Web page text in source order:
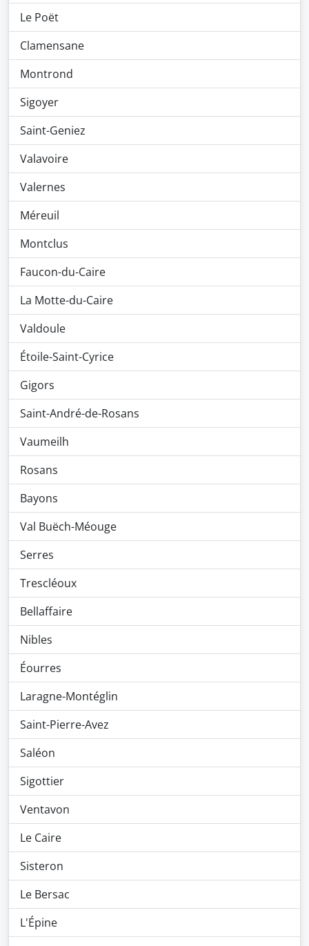
Le Poët
Clamensane
Montrond
Sigoyer
Saint-Geniez
Valavoire
Valernes
Méreuil
Montclus
Faucon-du-Caire
La Motte-du-Caire
Valdoule
Étoile-Saint-Cyrice
Gigors
Saint-André-de-Rosans
Vaumeilh
Rosans
Bayons
Val Buëch-Méouge
Serres
Trescléoux
Bellaffaire
Nibles
Éourres
Laragne-Montéglin
Saint-Pierre-Avez
Saléon
Sigottier
Ventavon
Le Caire
Sisteron
Le Bersac
L'Épine